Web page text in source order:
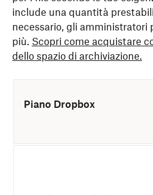
include una quantità
necessario, gli amministratori
più. Scopri come acquistare
dello spazio di archiviazione.
Piano Dropbox